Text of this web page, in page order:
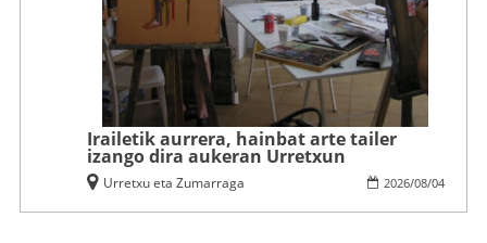
Irailetik aurrera, hainbat arte tailer
izango dira aukeran Urretxun
2026/08/04
Urretxu eta Zumarraga